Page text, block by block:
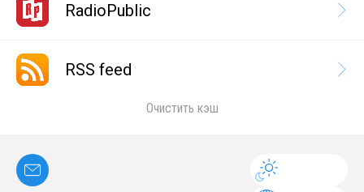
RadioPublic
RSS feed
Очистить кэш